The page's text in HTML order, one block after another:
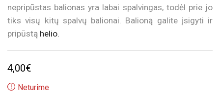
nepripūstas balionas yra labai spalvingas, todėl prie jo
tiks visų kitų spalvų balionai. Balioną galite įsigyti ir
pripūstą helio.
4,00€
Neturime